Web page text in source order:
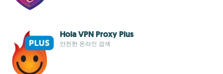
Hola VPN Proxy Plus
안전한 온라인 검색